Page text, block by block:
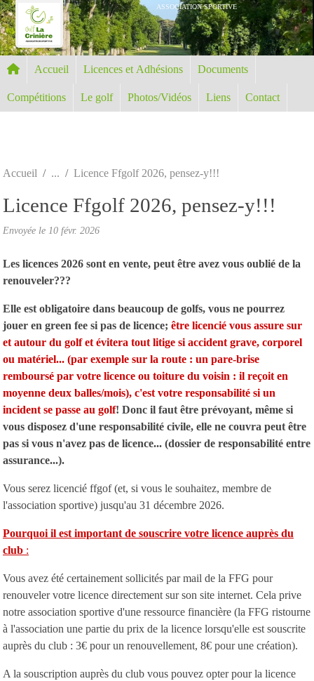
ASSOCIATION SPORTIVE
Accueil Licences et Adhésions Documents
Compétitions Le golf Photos/Vidéos Liens Contact
Accueil Licence Ffgolf 2026, pensez-y!!!
Licence Ffgolf 2026, pensez-y!!!
Envoyée le 10 févr. 2026
Les licences 2026 sont en vente, peut être avez vous oublié de la
renouveler???
Elle est obligatoire dans beaucoup de golfs, vous ne pourrez
jouer en green fee si pas de licence; être licencié vous assure sur
et autour du golf et évitera tout litige si accident grave, corporel
ou matériel... (par exemple sur la route : un pare-brise
remboursé par votre licence ou toiture du voisin : il reçoit en
moyenne deux balles/mois), c'est votre responsabilité si un
incident se passe au golf! Donc il faut être prévoyant, même si
vous disposez d'une responsabilité civile, elle ne couvra peut être
pas si vous n'avez pas de licence... (dossier de responsabilité entre
assurance...).
Vous serez licencié ffgof (et, si vous le souhaitez, membre de
l'association sportive) jusqu'au 31 décembre 2026.
Pourquoi il est important de souscrire votre licence auprès du
club :
Vous avez été certainement sollicités par mail de la FFG pour
renouveler votre licence directement sur son site internet. Cela prive
notre association sportive d'une ressource financière (la FFG ristourne
à l'association une partie du prix de la licence lorsqu'elle est souscrite
auprès du club : 3€ pour un renouvellement, 8€ pour une création).
A la souscription auprès du club vous pouvez opter pour la licence
Panneau de gestion des cookies